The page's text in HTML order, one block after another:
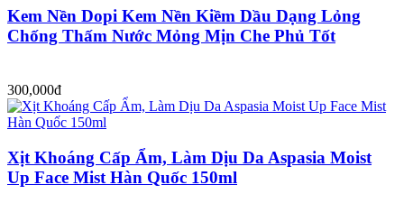
Kem Nền Dopi Kem Nền Kiềm Dầu Dạng Lỏng
Chống Thấm Nước Mỏng Mịn Che Phủ Tốt
300,000đ
Xịt Khoáng Cấp Ẩm, Làm Dịu Da Aspasia Moist
Up Face Mist Hàn Quốc 150ml